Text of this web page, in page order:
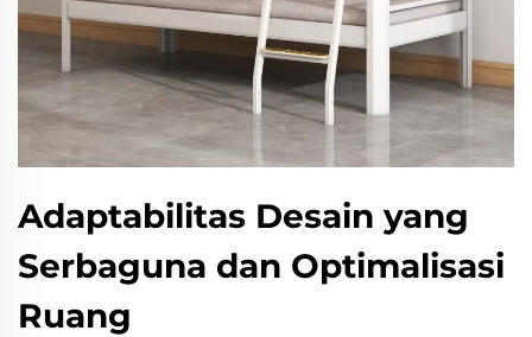
Adaptabilitas Desain yang
Serbaguna dan Optimalisasi
Ruang